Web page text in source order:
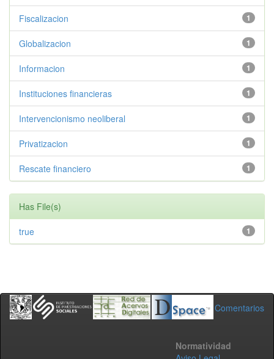
1
Fiscalizacion
1
Globalizacion
1
Informacion
1
Instituciones financieras
1
Intervencionismo neoliberal
1
Privatizacion
1
Rescate financiero
Has File(s)
1
true
Comentarios
Normatividad